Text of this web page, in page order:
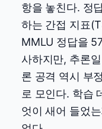
항을 놓친다. 정
하는 간접 지표
MMLU 정답을
사하지만, 추론
론 공격 역시 부
로 모인다. 학습
엇이 새어 들었